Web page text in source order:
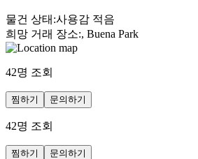
물건 상태 :사용감 적음
희망 거래 장소:, Buena Park
42명 조회
찜하기 문의하기
42명 조회
찜하기 문의하기